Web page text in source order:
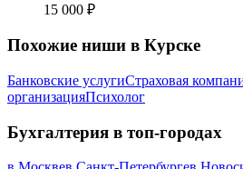
15 000 ₽
Похожие ниши в Курске
Банковские услугиСтраховая
организацияПсихолог
Бухгалтерия в топ-городах